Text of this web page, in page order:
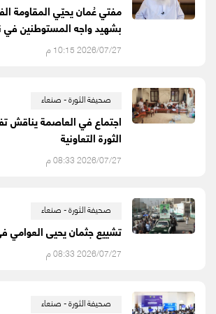
مفتي عُمان يحيّي المقاومة
بشهيد واجه المستوطنين في
2026/07/27 10:15 م
صحيفة الثورة - صنعاء
اجتماع في العاصمة يناقش
الثورة التعاونية
2026/07/27 08:33 م
صحيفة الثورة - صنعاء
تشييع جثمان يحيى العوامي
2026/07/27 08:33 م
صحيفة الثورة - صنعاء